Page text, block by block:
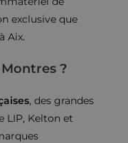
exclusive que
Aix.
?
, des grandes
LIP, Kelton et